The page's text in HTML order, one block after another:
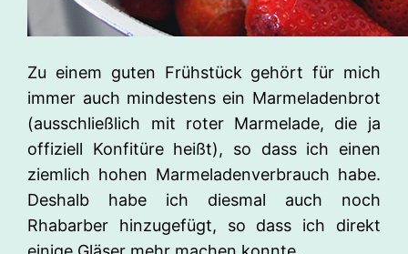
Zu einem guten Frühstück gehört für mich
immer auch mindestens ein Marmeladenbrot
(ausschließlich mit roter Marmelade, die ja
offiziell Konfitüre heißt), so dass ich einen
ziemlich hohen Marmeladenverbrauch habe.
Deshalb habe ich diesmal auch noch
Rhabarber hinzugefügt, so dass ich direkt